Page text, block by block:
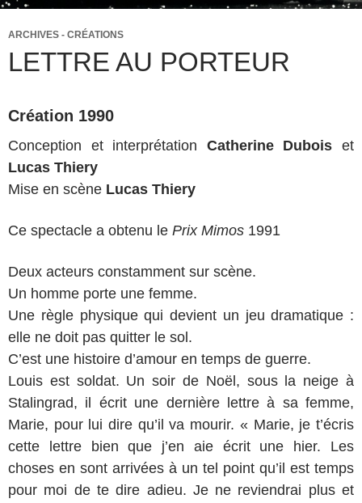
ARCHIVES - CRÉATIONS
LETTRE AU PORTEUR
Création 1990
Conception et interprétation Catherine Dubois et
Lucas Thiery
Mise en scène Lucas Thiery
Ce spectacle a obtenu le Prix Mimos 1991
Deux acteurs constamment sur scène.
Un homme porte une femme.
Une règle physique qui devient un jeu dramatique :
elle ne doit pas quitter le sol.
C’est une histoire d’amour en temps de guerre.
Louis est soldat. Un soir de Noël, sous la neige à
Stalingrad, il écrit une dernière lettre à sa femme,
Marie, pour lui dire qu’il va mourir. « Marie, je t’écris
cette lettre bien que j’en aie écrit une hier. Les
choses en sont arrivées à un tel point qu’il est temps
pour moi de te dire adieu. Je ne reviendrai plus et